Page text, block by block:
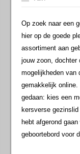
Op zoek naar een
hier op de goede
assortiment aan
jouw zoon, dochter
mogelijkheden van
gemakkelijk
gedaan: kies een
kersverse
hebt afgerond
geboortebord voor